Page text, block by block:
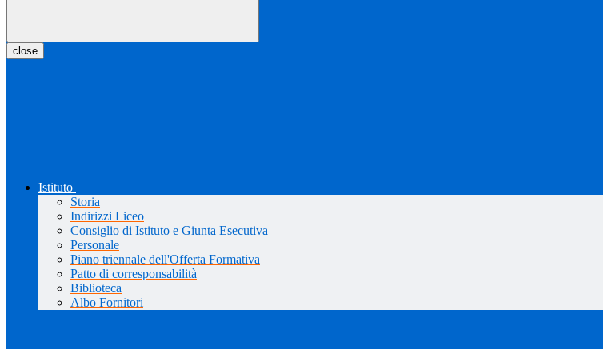
close
Istituto
Storia
Indirizzi Liceo
Consiglio di Istituto e Giunta Esecutiva
Personale
Piano triennale dell'Offerta Formativa
Patto di corresponsabilità
Biblioteca
Albo Fornitori